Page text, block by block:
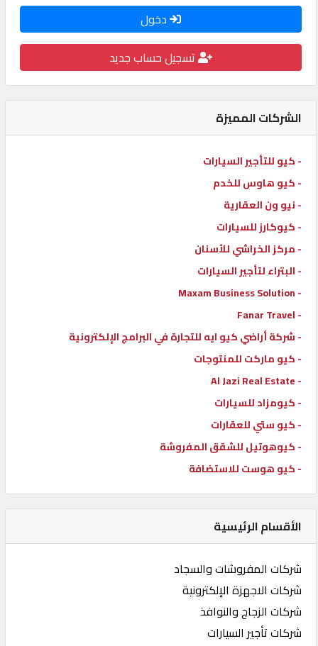
كيو
كارز
كيو
ماركت
الدليل
القطري
POWERED
QHOST
دخول
تسجيل حساب جديد
الشركات المميزة
- كيو للتأجير السيارات
- كيو هاوس للخدم
- نيو ون العقارية
- كيوكارز للسيارات
- مركز الخراشي للأسنان
- البتراء لتأجير السيارات
- Maxam Business Solution
- Fanar Travel
- شركة أراضي كيو ايه للتجارة في البرامج الإلكترونية
- كيو ماركت للمنتوجات
- Al Jazi Real Estate
- كيومزاد للسيارات
- كيو ستي للعقارات
- كيوهوتيل للشقق المفروشة
- كيو هوست للاستضافة
الأقسام الرئيسية
شركات المفروشات والسجاد
شركات الاجهزة الإلكترونية
شركات الزجاج والنوافذ
شركات تأجير السيارات